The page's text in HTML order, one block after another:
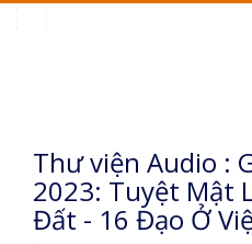
Thư viện Audio :
2023: Tuyệt Mật
Đất - 16 Đạo Ở